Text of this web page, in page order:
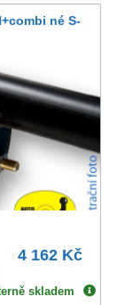
né S-
4 162 Kč
skladem